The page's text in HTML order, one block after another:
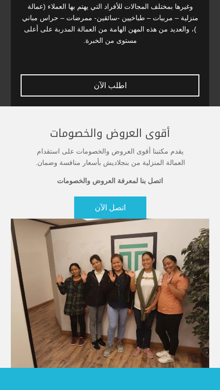
وغيرها بمختلف المجالات للأفراد التي يهتم بها العملاء (عمالة
منزلية – مربيات – طباخيين -سائقين- ممرضات – حراس مباني
)، والعديد من هذه المهن الهامة من العمالة المدربة على أعلى
مستوى من الخبرة.
اطلب الآن
أقوى العروض والخصومات
يقدم مكتبنا أقوى العروض والخصومات على استقدام
العمالة المنزلية من بنجلاديش بأسعار منافسة وضمان.
اتصل بنا لمعرفة العروض والخصومات
اتصل الآن